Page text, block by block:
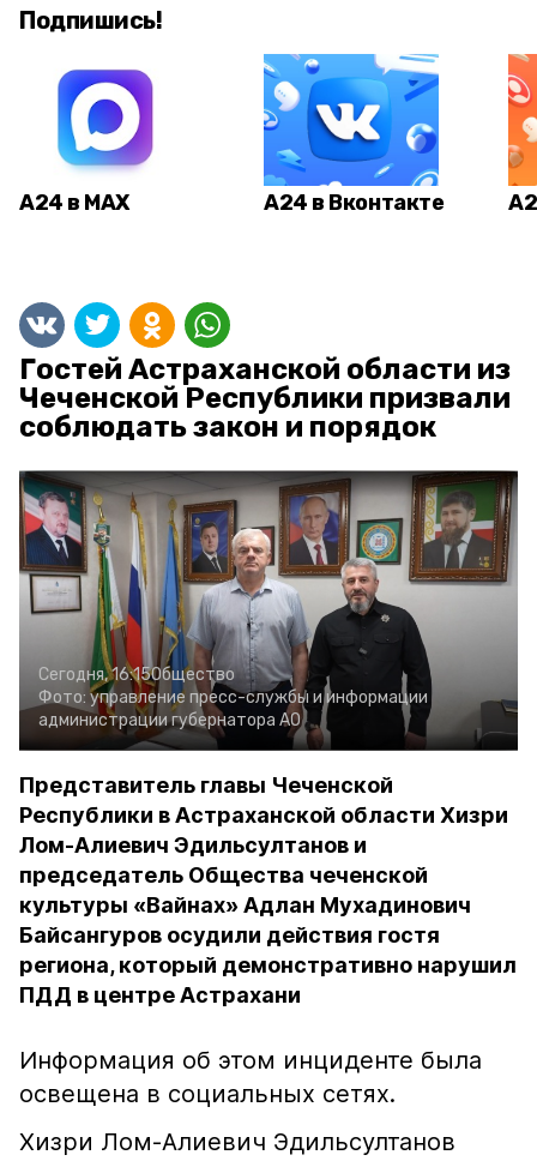
Подпишись!
А24 в MAX А24 в Вконтакте
Гостей Астраханской области из
Чеченской Республики призвали
соблюдать закон и порядок
Сегодня, 16:15Общество
Фото: управление пресс-службы и информации
администрации губернатора АО
Представитель главы Чеченской
Республики в Астраханской области Хизри
Лом-Алиевич Эдильсултанов и
председатель Общества чеченской
культуры «Вайнах» Адлан Мухадинович
Байсангуров осудили действия гостя
региона, который демонстративно нарушил
ПДД в центре Астрахани
Информация об этом инциденте была
освещена в социальных сетях.
Хизри Лом-Алиевич Эдильсултанов